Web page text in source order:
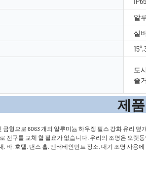
알
실
도
즐
품
금형으로 6063 개의 알루미늄 하우징 펄스 강화 유리
전구를 교체 할 필요가 없습니다. 우리의 조명은 오랫
, 바, 호텔, 댄스 홀, 엔터테인먼트 장소, 대기 조명 사용